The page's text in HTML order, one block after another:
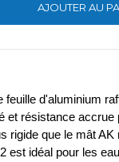
AJOUTER AU
feuille d'aluminium
et résistance accrue
rigide que le mât
est idéal pour les